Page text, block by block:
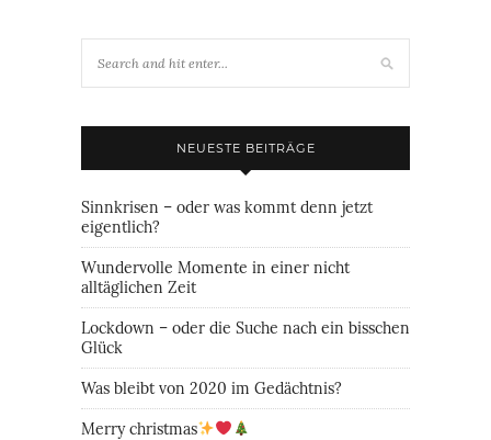
NEUESTE BEITRÄGE
Sinnkrisen – oder was kommt denn jetzt
eigentlich?
Wundervolle Momente in einer nicht
alltäglichen Zeit
Lockdown – oder die Suche nach ein bisschen
Glück
Was bleibt von 2020 im Gedächtnis?
Merry christmas